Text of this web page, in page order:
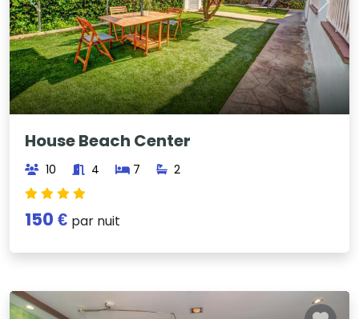
Previous Next
House Beach Center
10 4 7 2
150 € par nuit